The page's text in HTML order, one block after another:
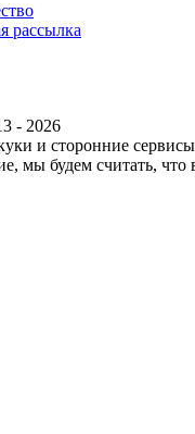
рассылка
- 2026
и сторонние
мы будем считать, что